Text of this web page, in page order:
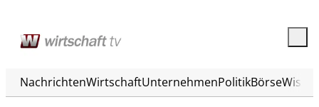
NachrichtenWirtschaftUnternehmenPolitikBörse